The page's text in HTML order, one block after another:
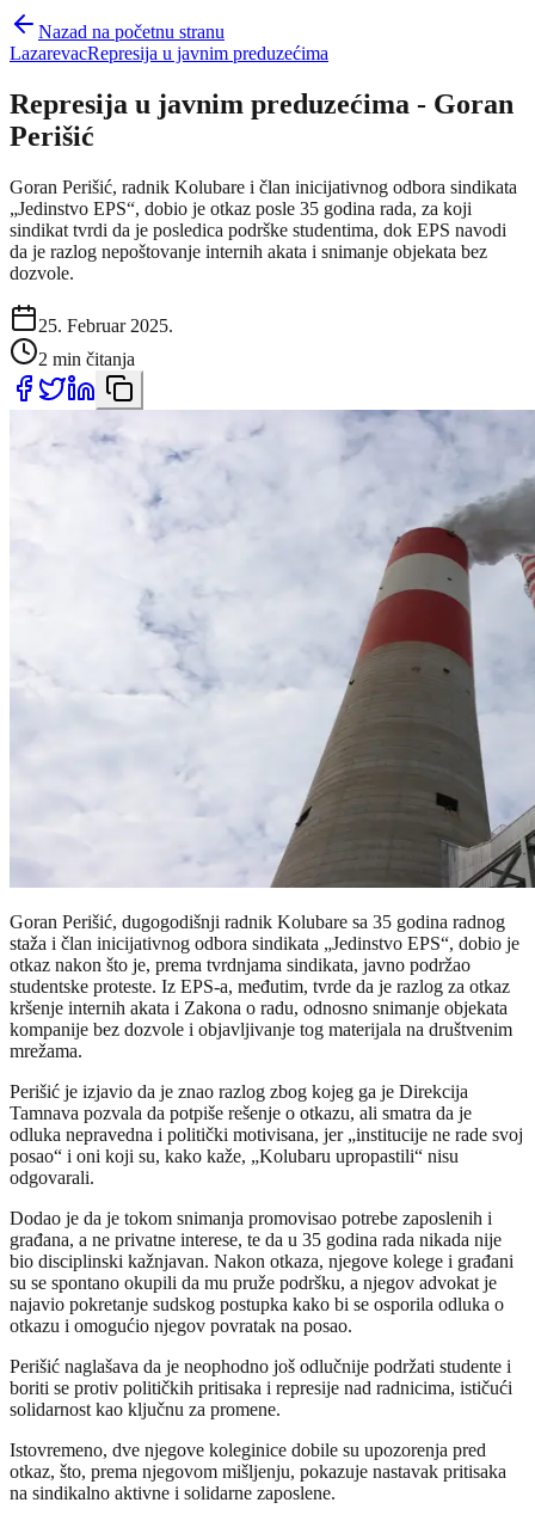
Nazad na početnu stranu
LazarevacRepresija u javnim preduzećima
Represija u javnim preduzećima - Goran
Perišić
Goran Perišić, radnik Kolubare i član inicijativnog odbora sindikata
„Jedinstvo EPS“, dobio je otkaz posle 35 godina rada, za koji
sindikat tvrdi da je posledica podrške studentima, dok EPS navodi
da je razlog nepoštovanje internih akata i snimanje objekata bez
dozvole.
25. Februar 2025.
2 min čitanja
Goran Perišić, dugogodišnji radnik Kolubare sa 35 godina radnog
staža i član inicijativnog odbora sindikata „Jedinstvo EPS“, dobio je
otkaz nakon što je, prema tvrdnjama sindikata, javno podržao
studentske proteste. Iz EPS-a, međutim, tvrde da je razlog za otkaz
kršenje internih akata i Zakona o radu, odnosno snimanje objekata
kompanije bez dozvole i objavljivanje tog materijala na društvenim
mrežama.
Perišić je izjavio da je znao razlog zbog kojeg ga je Direkcija
Tamnava pozvala da potpiše rešenje o otkazu, ali smatra da je
odluka nepravedna i politički motivisana, jer „institucije ne rade svoj
posao“ i oni koji su, kako kaže, „Kolubaru upropastili“ nisu
odgovarali.
Dodao je da je tokom snimanja promovisao potrebe zaposlenih i
građana, a ne privatne interese, te da u 35 godina rada nikada nije
bio disciplinski kažnjavan. Nakon otkaza, njegove kolege i građani
su se spontano okupili da mu pruže podršku, a njegov advokat je
najavio pokretanje sudskog postupka kako bi se osporila odluka o
otkazu i omogućio njegov povratak na posao.
Perišić naglašava da je neophodno još odlučnije podržati studente i
boriti se protiv političkih pritisaka i represije nad radnicima, ističući
solidarnost kao ključnu za promene.
Istovremeno, dve njegove koleginice dobile su upozorenja pred
otkaz, što, prema njegovom mišljenju, pokazuje nastavak pritisaka
na sindikalno aktivne i solidarne zaposlene.